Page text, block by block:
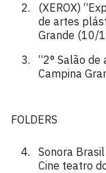
(XEROX)
de artes
Grande (10/
“2° Salão
Campina
FOLDERS
Sonora
Cine teatro